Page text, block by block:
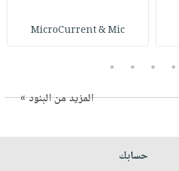
MicroCurrent & Mic
2
3
4
5
المزيد من البنود »
حسابك